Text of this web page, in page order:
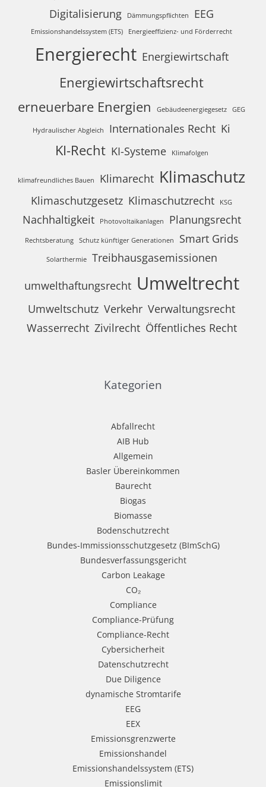
Digitalisierung Dämmungspflichten EEG
Emissionshandelssystem (ETS) Energieeffizienz- und Förderrecht
Energierecht Energiewirtschaft
Energiewirtschaftsrecht
erneuerbare Energien
Gebäudeenergiegesetz GEG
Hydraulischer Abgleich Internationales Recht Ki
KI-Recht KI-Systeme Klimafolgen
klimafreundliches Bauen Klimarecht Klimaschutz
Klimaschutzgesetz Klimaschutzrecht KSG
Nachhaltigkeit Photovoltaikanlagen Planungsrecht
Rechtsberatung Schutz künftiger Generationen Smart Grids
Solarthermie
Treibhausgasemissionen
umwelthaftungsrecht Umweltrecht
Umweltschutz Verkehr Verwaltungsrecht
Wasserrecht Zivilrecht Öffentliches Recht
Kategorien
Abfallrecht
AIB Hub
Allgemein
Basler Übereinkommen
Baurecht
Biogas
Biomasse
Bodenschutzrecht
Bundes-Immissionsschutzgesetz (BImSchG)
Bundesverfassungsgericht
Carbon Leakage
CO₂
Compliance
Compliance-Prüfung
Compliance-Recht
Cybersicherheit
Datenschutzrecht
Due Diligence
dynamische Stromtarife
EEG
EEX
Emissionsgrenzwerte
Emissionshandel
Emissionshandelssystem (ETS)
Emissionslimit